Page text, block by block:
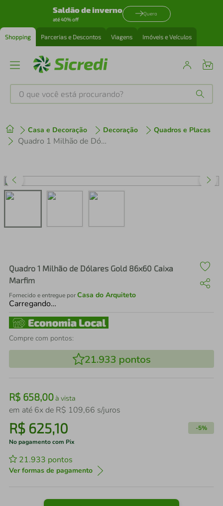
Saldão de inverno
até 40% off
Quero
Shopping Parcerias e Descontos Viagens Imóveis e Veículos
O que você está procurando?
Casa e Decoração Decoração Quadros e Placas
Quadro 1 Milhão de Dólares Gold 86x60 Caixa Marfim
Quadro 1 Milhão de Dólares Gold 86x60 Caixa
Marfim
Fornecido e entregue porCasa do Arquiteto
Carregando…
Compre com pontos:
21.933 pontos
R$ 658,00à vista
em até 6x de R$ 109,66 s/juros
R$ 625,10 -5%
No pagamento com Pix
21.933 pontos
Ver formas de pagamento
1º tenis
perfume